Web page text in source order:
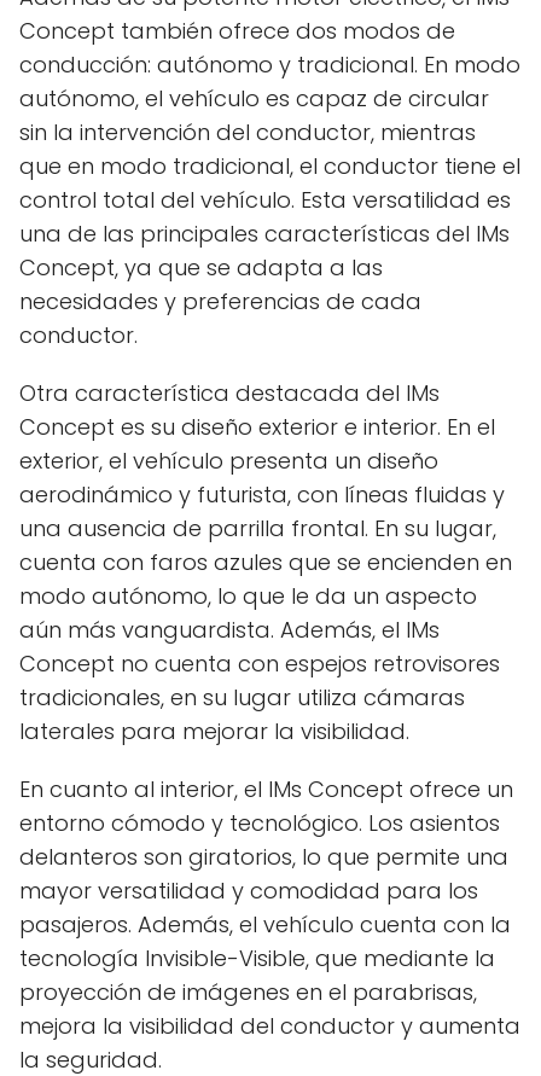
Concept también ofrece dos modos de
conducción: autónomo y tradicional. En modo
autónomo, el vehículo es capaz de circular
sin la intervención del conductor, mientras
que en modo tradicional, el conductor tiene el
control total del vehículo. Esta versatilidad es
una de las principales características del IMs
Concept, ya que se adapta a las
necesidades y preferencias de cada
conductor.
Otra característica destacada del IMs
Concept es su diseño exterior e interior. En el
exterior, el vehículo presenta un diseño
aerodinámico y futurista, con líneas fluidas y
una ausencia de parrilla frontal. En su lugar,
cuenta con faros azules que se encienden en
modo autónomo, lo que le da un aspecto
aún más vanguardista. Además, el IMs
Concept no cuenta con espejos retrovisores
tradicionales, en su lugar utiliza cámaras
laterales para mejorar la visibilidad.
En cuanto al interior, el IMs Concept ofrece un
entorno cómodo y tecnológico. Los asientos
delanteros son giratorios, lo que permite una
mayor versatilidad y comodidad para los
pasajeros. Además, el vehículo cuenta con la
tecnología Invisible-Visible, que mediante la
proyección de imágenes en el parabrisas,
mejora la visibilidad del conductor y aumenta
la seguridad.